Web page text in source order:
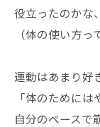
役立ったのかな
（体の使い方っ
運動はあまり好
「体のために
自分のペースで